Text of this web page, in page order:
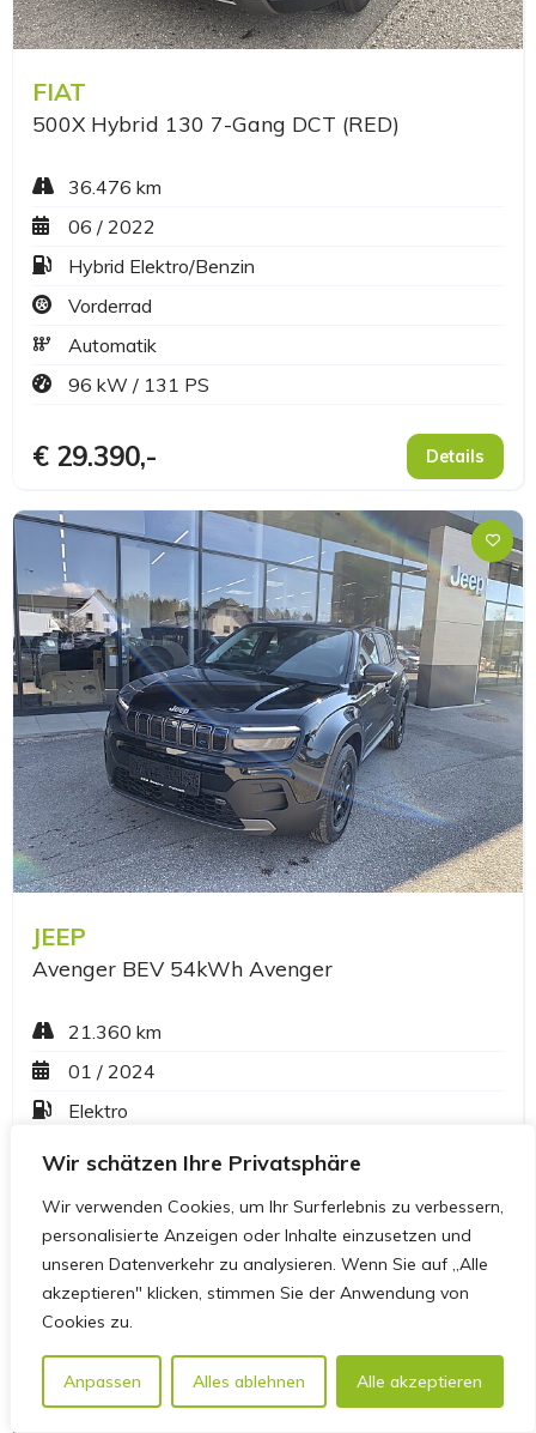
Wir schätzen Ihre Privatsphäre
Wir verwenden Cookies, um Ihr Surferlebnis zu verbessern,
personalisierte Anzeigen oder Inhalte einzusetzen und
unseren Datenverkehr zu analysieren. Wenn Sie auf „Alle
akzeptieren" klicken, stimmen Sie der Anwendung von
Cookies zu.
Anpassen Alles ablehnen Alle akzeptieren